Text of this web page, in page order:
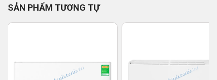
SẢN PHẨM TƯƠNG TỰ